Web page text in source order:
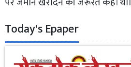
Today's Epaper